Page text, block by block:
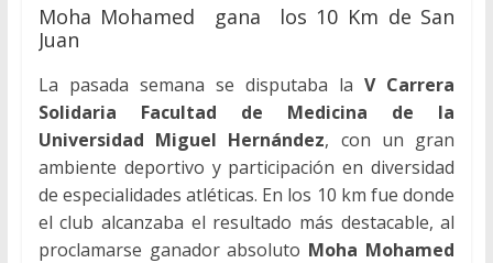
Moha Mohamed gana los 10 Km de San
Juan
La pasada semana se disputaba laV Carrera
Solidaria Facultad de Medicina de la
Universidad Miguel Hernández, con un gran
ambiente deportivo y participación en diversidad
de especialidades atléticas. En los 10 km fue donde
el club alcanzaba el resultado más destacable, al
proclamarse ganador absoluto Moha Mohamed